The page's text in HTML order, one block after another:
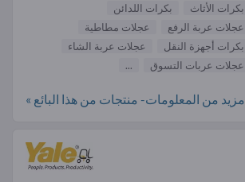
بكرات الأثاث
بكرات اللدائن
عجلات عربة الرفع
عجلات مطاطية
بكرات أجهزة النقل
عجلات عربة الشاء
عجلات عربات التسوق
...
مزيد من المعلومات- منتجات من هذا البائع »